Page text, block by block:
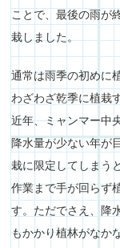
ことで、最後の雨が
栽しました。
通常は雨季の初めに
わざわざ乾季に植栽
近年、ミャンマー中
降水量が少ない年が
栽に限定してしまう
作業まで手が回らず
す。ただでさえ、降
もかかり植林がなか